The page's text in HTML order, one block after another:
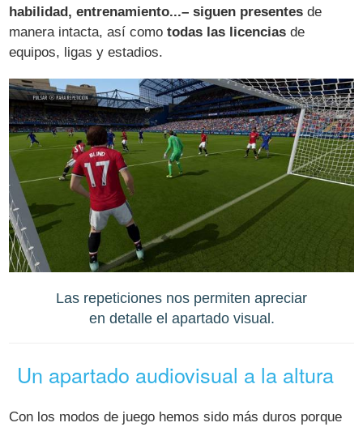
habilidad, entrenamiento...– siguen presentes de
manera intacta, así comotodas las licencias de
equipos, ligas y estadios.
Las repeticiones nos permiten apreciar
en detalle el apartado visual.
Un apartado audiovisual a la altura
Con los modos de juego hemos sido más duros porque